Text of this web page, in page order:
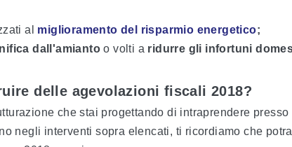
al
miglioramento del risparmio energetico;
dall'amianto o volti a ridurre gli infortuni
delle agevolazioni fiscali 2018?
che stai progettando di intraprendere presso
negli interventi sopra elencati, ti ricordiamo che